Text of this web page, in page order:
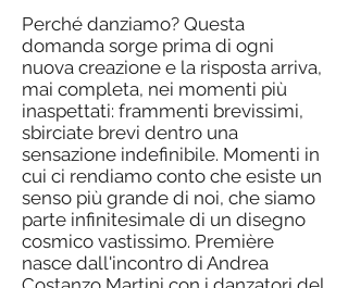
Perché danziamo? Questa
domanda sorge prima di ogni
nuova creazione e la risposta arriva,
mai completa, nei momenti più
inaspettati: frammenti brevissimi,
sbirciate brevi dentro una
sensazione indefinibile. Momenti in
cui ci rendiamo conto che esiste un
senso più grande di noi, che siamo
parte infinitesimale di un disegno
cosmico vastissimo. Première
nasce dall'incontro di Andrea